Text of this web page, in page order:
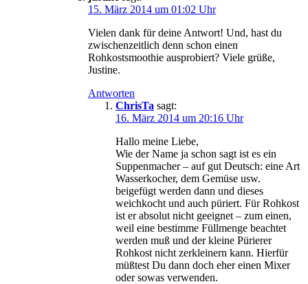
15. März 2014 um 01:02 Uhr
Vielen dank für deine Antwort! Und, hast du
zwischenzeitlich denn schon einen
Rohkostsmoothie ausprobiert? Viele grüße,
Justine.
Antworten
ChrisTa sagt:
16. März 2014 um 20:16 Uhr
Hallo meine Liebe,
Wie der Name ja schon sagt ist es ein
Suppenmacher – auf gut Deutsch: eine Art
Wasserkocher, dem Gemüse usw.
beigefügt werden dann und dieses
weichkocht und auch püriert. Für Rohkost
ist er absolut nicht geeignet – zum einen,
weil eine bestimme Füllmenge beachtet
werden muß und der kleine Pürierer
Rohkost nicht zerkleinern kann. Hierfür
müßtest Du dann doch eher einen Mixer
oder sowas verwenden.